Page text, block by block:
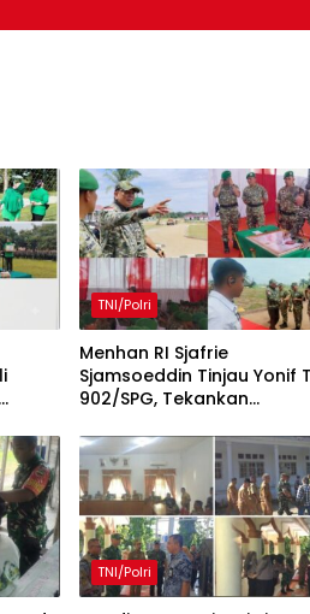
TNI/Polri
Menhan RI Sjafrie
Sjamsoeddin Tinjau Yonif
902/SPG, Tekankan
Pangkalan dan
Prajurit kepada Rakyat
TNI/Polri